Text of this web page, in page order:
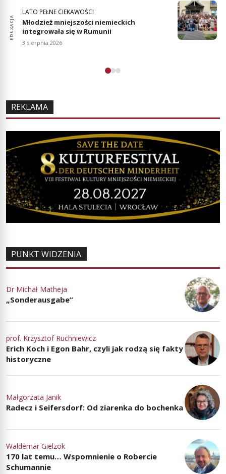
EDUKACJA
LATO PEŁNE CIEKAWOŚCI
Młodzież mniejszości niemieckich
integrowała się w Rumunii
3 sierpnia 2026
REKLAMA
PUNKT WIDZENIA
Dr Michał Matheja
„Sonderausgabe”
prof. Krzysztof Ruchniewicz
Erich Koch i Egon Bahr, czyli jak rodzą się fakty
historyczne
Małgorzata Janik
Radecz i Seifersdorf: Od ziarenka do bochenka
Waldemar Gielzok
170 lat temu… Wspomnienie o Robercie
Schumannie